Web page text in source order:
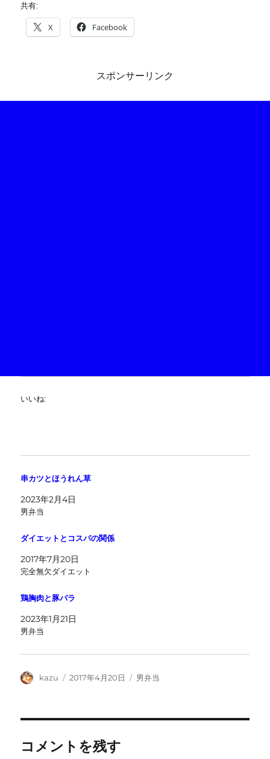
共有:
X Facebook
スポンサーリンク
いいね:
串カツとほうれん草
2023年2月4日
男弁当
ダイエットとコスパの関係
2017年7月20日
完全無欠ダイエット
鶏胸肉と豚バラ
2023年1月21日
男弁当
投
kazu
投
2017年4月20日
カ
男弁当
コメントを残す